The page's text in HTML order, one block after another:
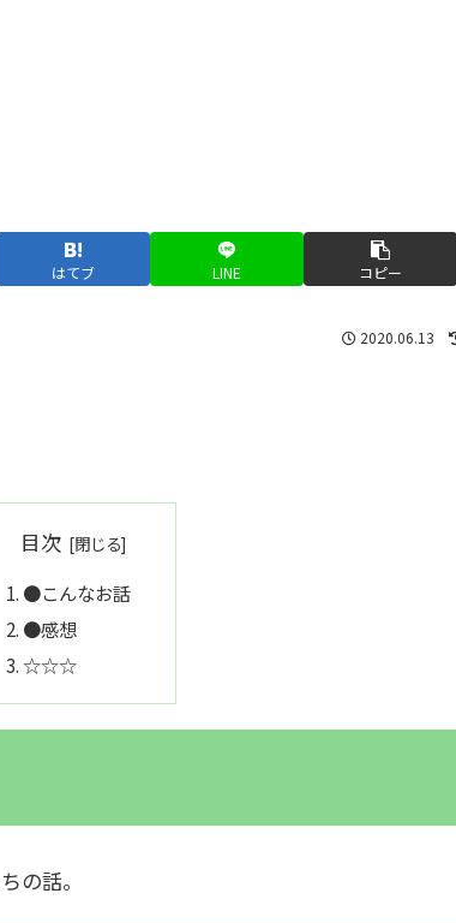
はてブ LINE コピー
2020.06.13
目次
●こんなお話
●感想
☆☆☆
の話。